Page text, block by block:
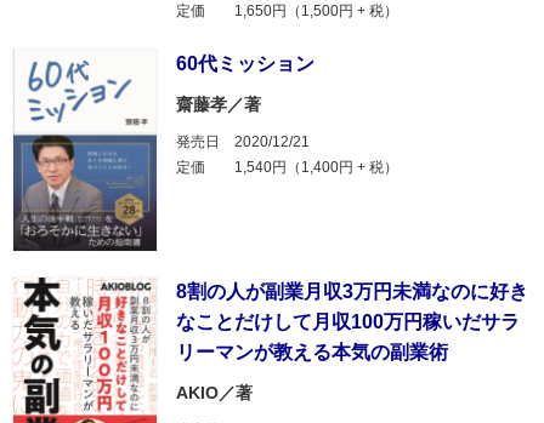
定価
1,650円（1,500円 + 税）
60代ミッション
齋藤孝／著
発売日
2020/12/21
定価
1,540円（1,400円 + 税）
8割の人が副業月収3万円未満なのに好き
なことだけして月収100万円稼いだサラ
リーマンが教える本気の副業術
AKIO／著